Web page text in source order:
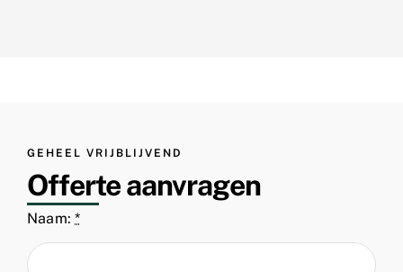
GEHEEL VRIJBLIJVEND
Offerte aanvragen
Naam:*